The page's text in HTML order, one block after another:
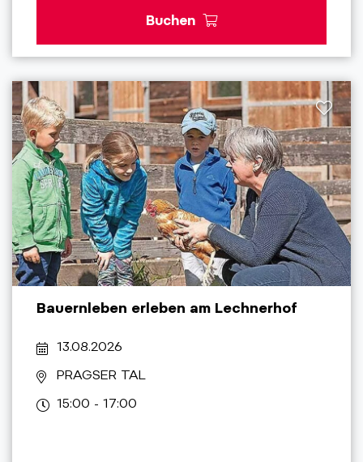
Buchen
Bauernleben erleben am Lechnerhof
13.08.2026
PRAGSER TAL
15:00 - 17:00